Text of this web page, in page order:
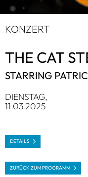
KON­ZERT
THE CAT
STAR­RING
DIENS­TAG,
11.03.2025
DETAILS
ZURÜCK ZUM PRO­GRAMM